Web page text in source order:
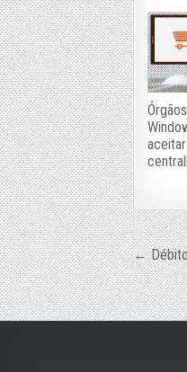
de
Post
←